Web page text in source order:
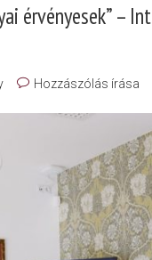
érvényesek” –
Hozzászólás írása